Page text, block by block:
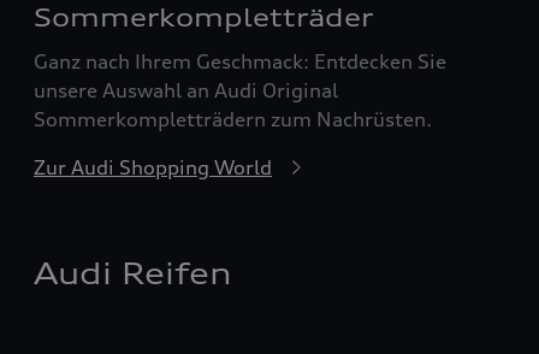
Sommerkompletträder
Ganz nach Ihrem Geschmack: Entdecken Sie
unsere Auswahl an Audi Original
Sommerkompletträdern zum Nachrüsten.
Zur Audi Shopping World
Audi Reifen